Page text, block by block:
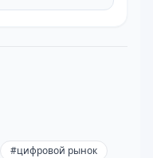
#цифровой рынок